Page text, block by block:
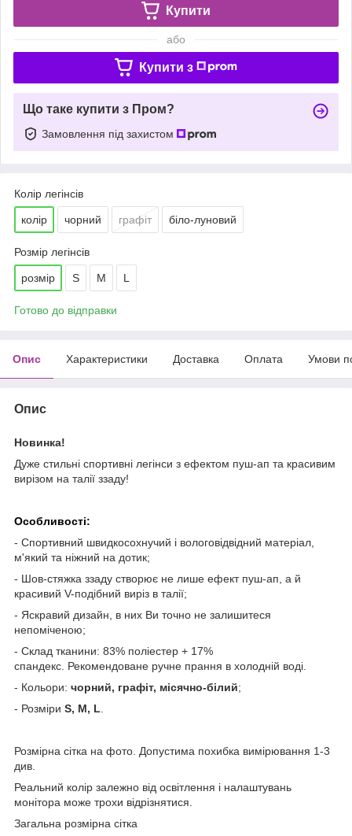
Купити
або
Купити з
Що таке купити з Пром?
Замовлення під захистом
Колір легінсів
колір чорний графіт біло-луновий
Розмір легінсів
розмір S M L
Готово до відправки
Опис Характеристики Доставка Оплата Умови
Опис
Новинка!
Дуже стильні спортивні легінси з ефектом пуш-ап та красивим
вирізом на талії ззаду!
Особливості:
- Спортивний швидкосохнучий і вологовідвідний матеріал,
м'який та ніжний на дотик;
- Шов-стяжка ззаду створює не лише ефект пуш-ап, а й
красивий V-подібний виріз в талії;
- Яскравий дизайн, в них Ви точно не залишитеся
непоміченою;
- Склад тканини: 83% поліестер + 17%
спандекс. Рекомендоване ручне прання в холодній воді.
- Кольори: чорний, графіт, місячно-білий;
- Розміри S, M, L
Розмірна сітка на фото. Допустима похибка вимірювання 1-3
див.
Реальний колір залежно від освітлення і налаштувань
монітора може трохи відрізнятися.
Загальна розмірна сітка